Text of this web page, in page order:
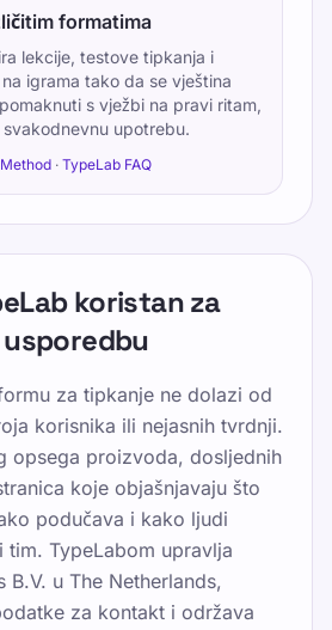
formatima
lekcije, testove tipkanja i
igrama tako da se vještina
s vježbi na pravi ritam,
upotrebu.
· TypeLab FAQ
koristan za
za tipkanje ne dolazi od
korisnika ili nejasnih tvrdnji.
opsega proizvoda, dosljednih
koje objašnjavaju što
podučava i kako ljudi
tim. TypeLabom upravlja
B.V. u The Netherlands,
za kontakt i održava